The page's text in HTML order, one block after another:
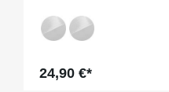
Regulärer Preis:
24,90 €*